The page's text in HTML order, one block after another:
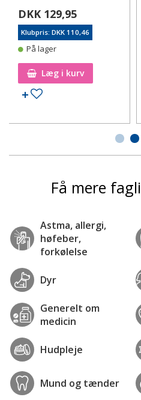
DKK 129,95
Klubpris: DKK 110,46
På lager
Læg i kurv
Tilføj til ønskeseddel
Få mere
Astma, allergi,
høfeber,
forkølelse
Dyr
Generelt om
medicin
Hudpleje
Mund og tænder